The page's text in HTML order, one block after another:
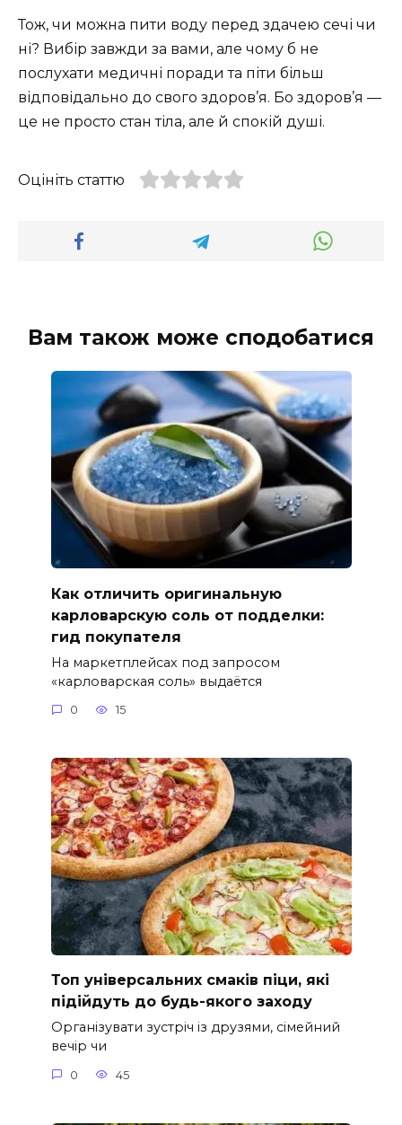
Тож, чи можна пити воду перед здачею сечі чи
ні? Вибір завжди за вами, але чому б не
послухати медичні поради та піти більш
відповідально до свого здоров’я. Бо здоров’я —
це не просто стан тіла, але й спокій душі.
Оцініть статтю
Вам також може сподобатися
Как отличить оригинальную
карловарскую соль от подделки:
гид покупателя
На маркетплейсах под запросом
«карловарская соль» выдаётся
0 15
Топ універсальних смаків піци, які
підійдуть до будь-якого заходу
Організувати зустріч із друзями, сімейний
вечір чи
0 45